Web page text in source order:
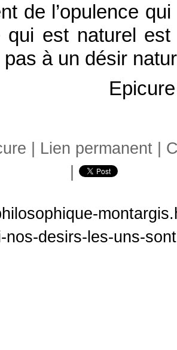
de l’opulence
qui est naturel
pas à un désir
Lien permanent
nos-desirs-les-uns-